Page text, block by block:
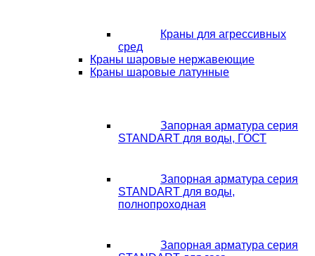
Краны для агрессивных
сред
Краны шаровые нержавеющие
Краны шаровые латунные
Запорная арматура серия
STANDART для воды, ГОСТ
Запорная арматура серия
STANDART для воды,
полнопроходная
Запорная арматура серия